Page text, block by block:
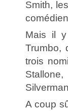
Smith,
Mais il y
Trumbo,
trois
A coup